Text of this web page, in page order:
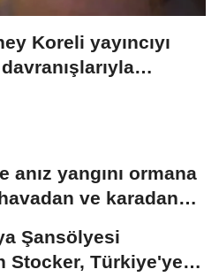
Koreli yayıncıyı
anız yangını ormana
ve karadan
Şansölyesi
Stocker, Türkiye'ye